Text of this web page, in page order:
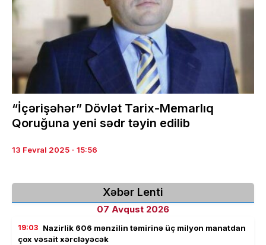
“İçərişəhər” Dövlət Tarix-Memarlıq
Qoruğuna yeni sədr təyin edilib
13 Fevral 2025 - 15:56
Xəbər Lenti
07 Avqust 2026
19:03 Nazirlik 606 mənzilin təmirinə üç milyon manatdan
çox vəsait xərcləyəcək